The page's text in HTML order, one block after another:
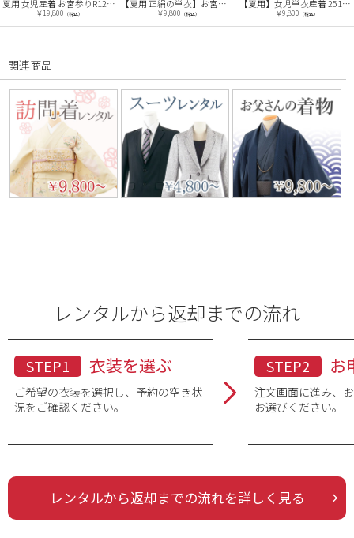
夏用 女児産着 お宮参りR123【正絹単衣】伝産京友禅 白地裾ブルー 牡丹桜
￥19,800 （税込）
【夏用 正絹の単衣】お宮参り女の子 産着レンタル／白×水色 四季花 Z269
￥9,800 （税込）
【夏用】女児単衣産着 2517 華徒然 桃色・薄紫 四季草花
￥9,800 （税込）
関連商品
レンタルから返却までの流れ
STEP1 衣装を選ぶ
ご希望の衣装を選択し、予約の空き状
況をご確認ください。
STEP2 お
注文画面に進み、
お選びください。
レンタルから返却までの流れを詳しく見る